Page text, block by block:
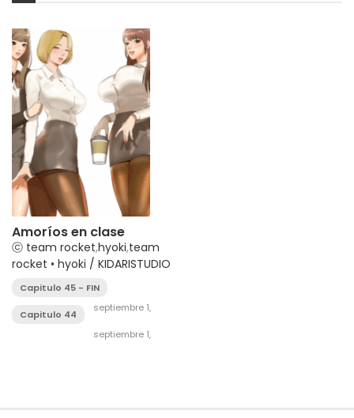
Amoríos en clase
ⓒ team rocket,hyoki,team
rocket • hyoki / KIDARISTUDIO
Capitulo 45 - FIN
septiembre 1,
Capitulo 44
septiembre 1,